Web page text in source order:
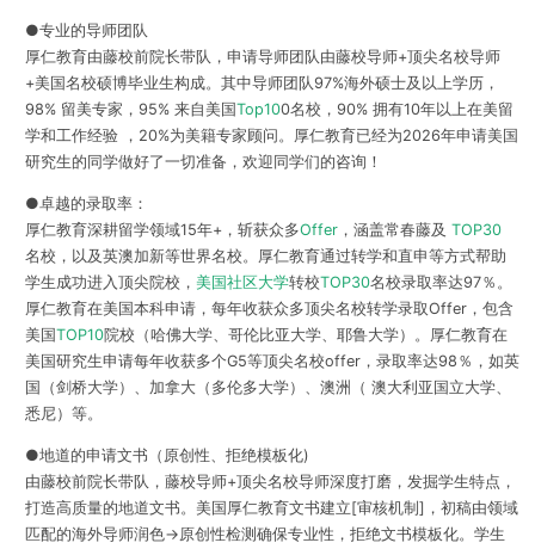
●专业的导师团队
厚仁教育由藤校前院长带队，申请导师团队由藤校导师+顶尖名校导师
+美国名校硕博毕业生构成。其中导师团队97%海外硕士及以上学历，
98% 留美专家，95% 来自美国Top100名校，90% 拥有10年以上在美留
学和工作经验 ，20%为美籍专家顾问。厚仁教育已经为2026年申请美国
研究生的同学做好了一切准备，欢迎同学们的咨询！
●卓越的录取率：
厚仁教育深耕留学领域15年+，斩获众多Offer，涵盖常春藤及 TOP30
名校，以及英澳加新等世界名校。厚仁教育通过转学和直申等方式帮助
学生成功进入顶尖院校， 美国社区大学转校TOP30名校录取率达97％。
厚仁教育在美国本科申请，每年收获众多顶尖名校转学录取Offer，包含
美国TOP10院校（哈佛大学、哥伦比亚大学、耶鲁大学）。厚仁教育在
美国研究生申请每年收获多个G5等顶尖名校offer，录取率达98％，如英
国（剑桥大学）、加拿大（多伦多大学）、澳洲（ 澳大利亚国立大学、
悉尼）等。
●地道的申请文书（原创性、拒绝模板化)
由藤校前院长带队，藤校导师+顶尖名校导师深度打磨，发掘学生特点，
打造高质量的地道文书。美国厚仁教育文书建立[审核机制]，初稿由领域
匹配的海外导师润色→原创性检测确保专业性，拒绝文书模板化。学生